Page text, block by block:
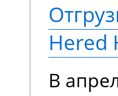
Hered
В